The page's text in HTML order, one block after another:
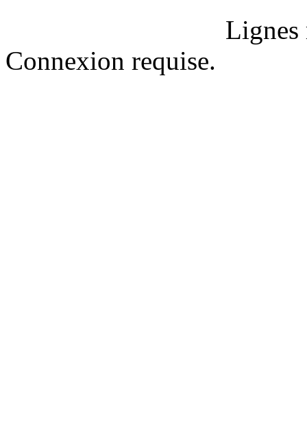
Lignes
Connexion requise.